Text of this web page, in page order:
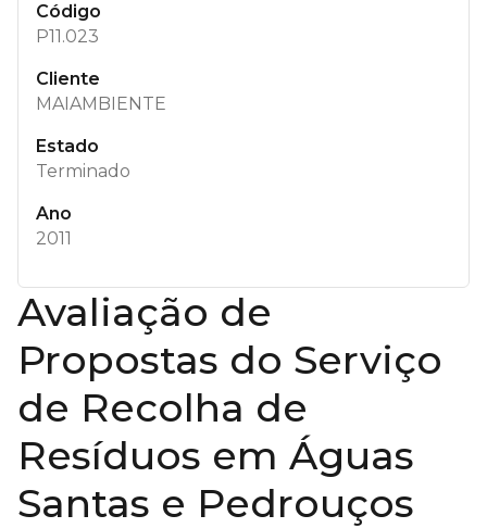
Código
P11.023
Cliente
MAIAMBIENTE
Estado
Terminado
Ano
2011
Avaliação de
Propostas do Serviço
de Recolha de
Resíduos em Águas
Santas e Pedrouços